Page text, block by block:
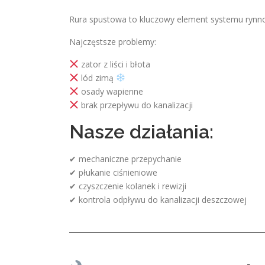
Rura spustowa to kluczowy element systemu
Najczęstsze problemy:
zator z liści i błota
lód zimą
osady wapienne
brak przepływu do kanalizacji
Nasze działania:
✔ mechaniczne przepychanie
✔ płukanie ciśnieniowe
✔ czyszczenie kolanek i rewizji
✔ kontrola odpływu do kanalizacji deszczowej